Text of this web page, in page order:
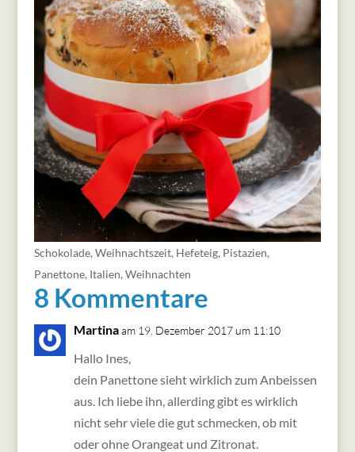
Schokolade, Weihnachtszeit, Hefeteig, Pistazien,
Panettone, Italien, Weihnachten
8 Kommentare
Martina am 19. Dezember 2017 um 11:10
Hallo Ines,
dein Panettone sieht wirklich zum Anbeissen
aus. Ich liebe ihn, allerding gibt es wirklich
nicht sehr viele die gut schmecken, ob mit
oder ohne Orangeat und Zitronat.